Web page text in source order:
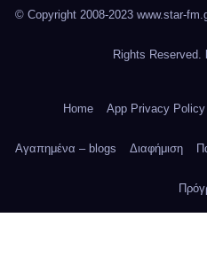
© Copyright 2008-2023 www.star-
Rights Reserved.
Home App Privacy Policy
Αγαπημένα – blogs Διαφήμιση